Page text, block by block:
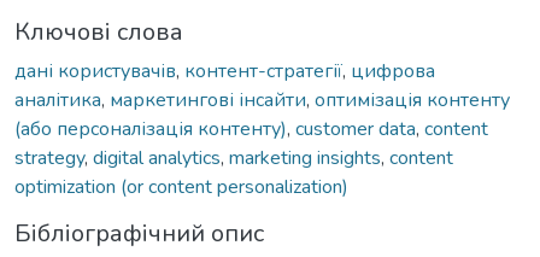
Ключові слова
дані користувачів, контент-стратегії, цифрова
аналітика, маркетингові інсайти, оптимізація контенту
(або персоналізація контенту), customer data, content
strategy, digital analytics, marketing insights, content
optimization (or content personalization)
Бібліографічний опис